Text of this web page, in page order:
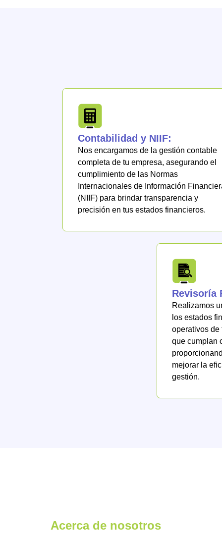
Contabilidad y NIIF:
Nos encargamos de la gestión contable
completa de tu empresa, asegurando el
cumplimiento de las Normas
Internacionales de Información
(NIIF) para brindar transparencia y
precisión en tus estados financieros.
Revisoría
Realizamos
los estados
operativos de
que cumplan
mejorar la
gestión.
Acerca de nosotros